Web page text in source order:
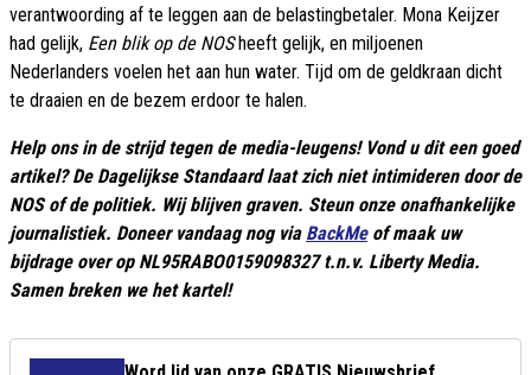
verantwoording af te leggen aan de belastingbetaler. Mona Keijzer
had gelijk, Een blik op de NOSheeft gelijk, en miljoenen
Nederlanders voelen het aan hun water. Tijd om de geldkraan dicht
te draaien en de bezem erdoor te halen.
Help ons in de strijd tegen de media-leugens! Vond u dit een goed
artikel? De Dagelijkse Standaard laat zich niet intimideren door de
NOS of de politiek. Wij blijven graven. Steun onze onafhankelijke
journalistiek. Doneer vandaag nog via BackMeof maak uw
bijdrage over op NL95RABO0159098327 t.n.v. Liberty Media.
Samen breken we het kartel!